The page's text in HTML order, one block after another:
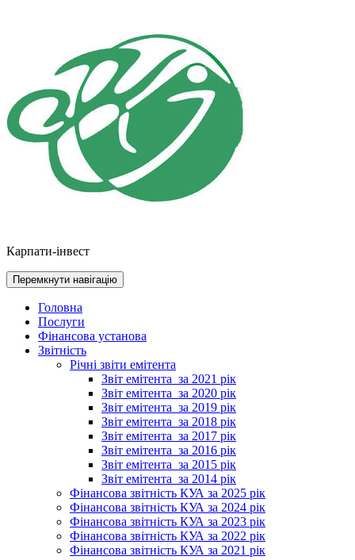
Карпати-інвест
Перемкнути навігацію
Головна
Послуги
Фінансова установа
Звітність
Річні звіти емітента
Звіт емітента_за 2021 рік
Звіт емітента_за 2020 рік
Звіт емітента_за 2019 рік
Звіт емітента_за 2018 рік
Звіт емітента_за 2017 рік
Звіт емітента_за 2016 рік
Звіт емітента_за 2015 рік
Звіт емітента_за 2014 рік
Фінансова звітність КУА за 2025 рік
Фінансова звітність КУА за 2024 рік
Фінансова звітність КУА за 2023 рік
Фінансова звітність КУА за 2022 рік
Фінансова звітність КУА за 2021 рік